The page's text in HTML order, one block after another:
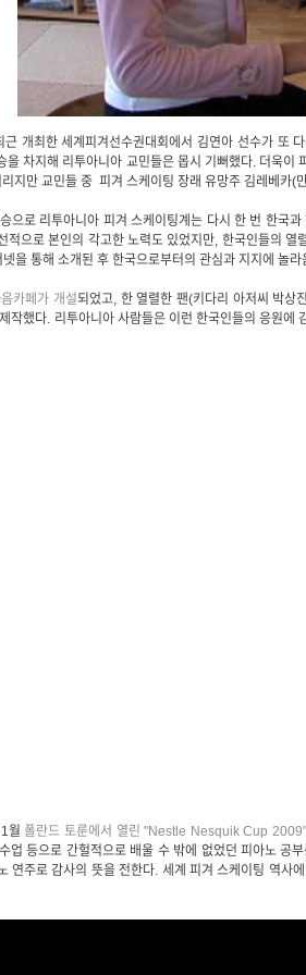
근 개최한 세계피겨선수권대회에서 김연아 선수가 또
을 차지해 리투아니아 교민들은 몹시 기뻐했다. 더욱이
지만 교민들 중 피겨 스케이팅 장래 유망주 김레베카(
으로 리투아니아 피겨 스케이팅계는 다시 한 번 한국
적으로 본인의 각고한 노력도 있었지만, 한국인들의
을 통해 소개된 후 한국으로부터의 관심과 지지에 놀
카페가 개설되었고, 한 열렬한 팬(키다리 아저씨 박상
작했다. 리투아니아 사람들은 이런 한국인들의 응원에
월 폴란드 토룬에서 열린 "Nestle Nesquik Cup
업 등으로 간헐적으로 배울 수 밖에 없었던 피아노 공
연주로 감사의 뜻을 전한다. 세계 피겨 스케이팅 역사